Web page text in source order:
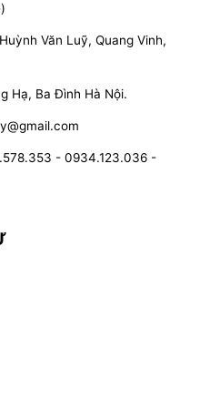
Văn Luỹ, Quang Vinh,
Hạ, Ba Đình Hà Nội.
- 0934.123.036 -